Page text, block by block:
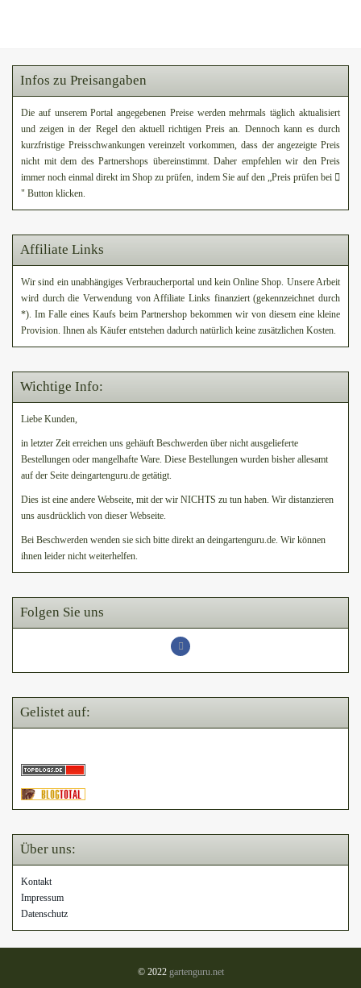
Infos zu Preisangaben
Die auf unserem Portal angegebenen Preise werden mehrmals täglich aktualisiert
und zeigen in der Regel den aktuell richtigen Preis an. Dennoch kann es durch
kurzfristige Preisschwankungen vereinzelt vorkommen, dass der angezeigte Preis
nicht mit dem des Partnershops übereinstimmt. Daher empfehlen wir den Preis
immer noch einmal direkt im Shop zu prüfen, indem Sie auf den „Preis prüfen bei
" Button klicken.
Affiliate Links
Wir sind ein unabhängiges Verbraucherportal und kein Online Shop. Unsere Arbeit
wird durch die Verwendung von Affiliate Links finanziert (gekennzeichnet durch
*). Im Falle eines Kaufs beim Partnershop bekommen wir von diesem eine kleine
Provision. Ihnen als Käufer entstehen dadurch natürlich keine zusätzlichen Kosten.
Wichtige Info:
Liebe Kunden,
in letzter Zeit erreichen uns gehäuft Beschwerden über nicht ausgelieferte
Bestellungen oder mangelhafte Ware. Diese Bestellungen wurden bisher allesamt
auf der Seite deingartenguru.de getätigt.
Dies ist eine andere Webseite, mit der wir NICHTS zu tun haben. Wir distanzieren
uns ausdrücklich von dieser Webseite.
Bei Beschwerden wenden sie sich bitte direkt an deingartenguru.de. Wir können
ihnen leider nicht weiterhelfen.
Folgen Sie uns
Gelistet auf:
Über uns:
Kontakt
Impressum
Datenschutz
© 2022 gartenguru.net